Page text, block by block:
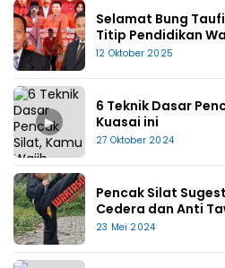
Selamat Bung
Titip Pendidikan
12 Oktober 2025
▶
6 Teknik Dasar
Kuasai ini
27 Oktober 2024
Pencak Silat
Cedera dan Anti
23 Mei 2024